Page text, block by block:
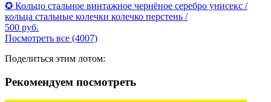
✪ Кольцо стальное винтажное чернёное серебро унисекс /
кольца стальные колечки колечко перстень /
500 руб.
Посмотреть все (4007)
Поделиться этим лотом:
Рекомендуем посмотреть